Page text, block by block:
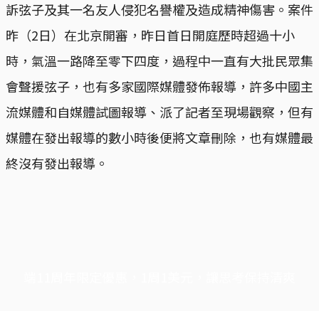
訴弦子及其一名友人侵犯名譽權及造成精神傷害。案件
昨（2日）在北京開審，昨日首日開庭歷時超過十小
時，氣溫一路降至零下四度，過程中一直有大批民眾集
會聲援弦子，也有多家國際媒體發佈報導，許多中國主
流媒體和自媒體試圖報導、派了記者至現場觀察，但有
媒體在發出報導的數小時後便將文章刪除，也有媒體最
終沒有發出報導。